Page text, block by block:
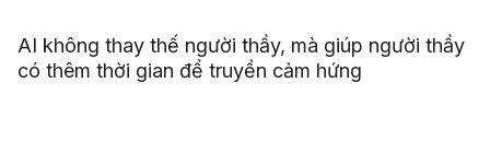
AI không thay thế người thầy, mà giúp người thầy
có thêm thời gian để truyền cảm hứng